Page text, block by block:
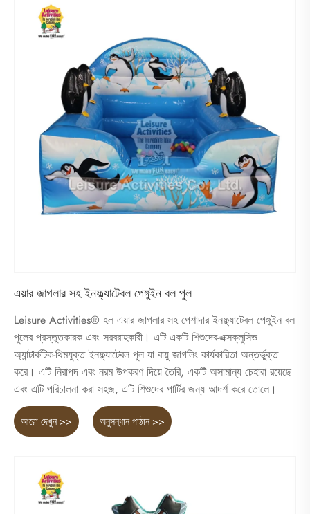
এয়ার জাগলার সহ ইনফ্ল্যাটেবল পেঙ্গুইন বল পুল
Leisure Activities® হল এয়ার জাগলার সহ পেশাদার ইনফ্ল্যাটেবল পেঙ্গুইন বল
পুলের প্রস্তুতকারক এবং সরবরাহকারী। এটি একটি শিশুদের-এক্সক্লুসিভ
অ্যান্টার্কটিক-থিমযুক্ত ইনফ্ল্যাটেবল পুল যা বায়ু জাগলিং কার্যকারিতা অন্তর্ভুক্ত
করে। এটি নিরাপদ এবং নরম উপকরণ দিয়ে তৈরি, একটি অসামান্য চেহারা রয়েছে
এবং এটি পরিচালনা করা সহজ, এটি শিশুদের পার্টির জন্য আদর্শ করে তোলে।
আরো দেখুন >> অনুসন্ধান পাঠান >>